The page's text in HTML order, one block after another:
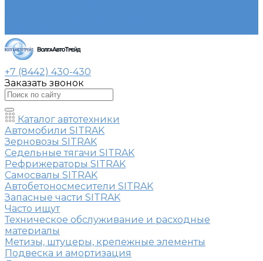
+7 (8442) 430-430
Заказать звонок
Каталог автотехники
Автомобили SITRAK
Зерновозы SITRAK
Седельные тягачи SITRAK
Рефрижераторы SITRAK
Самосвалы SITRAK
Автобетоносмесители SITRAK
Запасные части SITRAK
Часто ищут
Техническое обслуживание и расходные
материалы
Метизы, штуцеры, крепежные элементы
Подвеска и амортизация